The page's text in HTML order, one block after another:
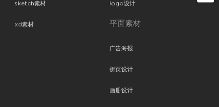
sketch素材
xd素材
logo设计
平面素材
广告海报
折页设计
画册设计